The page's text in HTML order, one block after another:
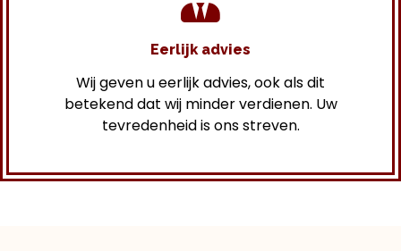
Eerlijk advies
Wij geven u eerlijk advies, ook als dit
betekend dat wij minder verdienen. Uw
tevredenheid is ons streven.